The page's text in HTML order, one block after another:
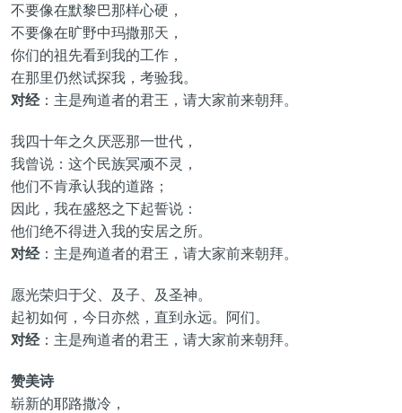
不要像在默黎巴那样心硬，
不要像在旷野中玛撒那天，
你们的祖先看到我的工作，
在那里仍然试探我，考验我。
对经：主是殉道者的君王，请大家前来朝拜。
我四十年之久厌恶那一世代，
我曾说：这个民族冥顽不灵，
他们不肯承认我的道路；
因此，我在盛怒之下起誓说：
他们绝不得进入我的安居之所。
对经：主是殉道者的君王，请大家前来朝拜。
愿光荣归于父、及子、及圣神。
起初如何，今日亦然，直到永远。阿们。
对经：主是殉道者的君王，请大家前来朝拜。
赞美诗
崭新的耶路撒冷，